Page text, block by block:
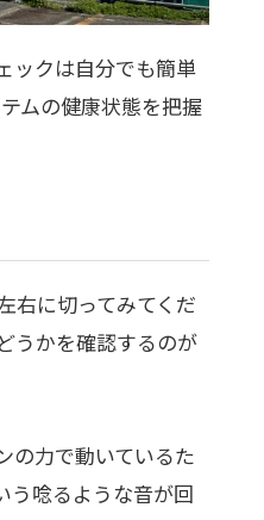
ックは自分でも簡単
ムの健康状態を把握
右に切ってみてくだ
うかを確認するのが
の力で動いているた
う唸るような音が回